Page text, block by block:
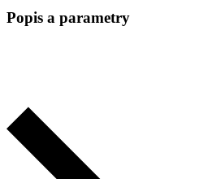
Popis a parametry